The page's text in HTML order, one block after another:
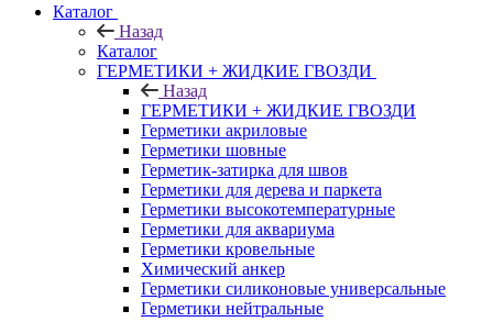
Каталог
Назад
Каталог
ГЕРМЕТИКИ + ЖИДКИЕ ГВОЗДИ
Назад
ГЕРМЕТИКИ + ЖИДКИЕ ГВОЗДИ
Герметики акриловые
Герметики шовные
Герметик-затирка для швов
Герметики для дерева и паркета
Герметики высокотемпературные
Герметики для аквариума
Герметики кровельные
Химический анкер
Герметики силиконовые универсальные
Герметики нейтральные